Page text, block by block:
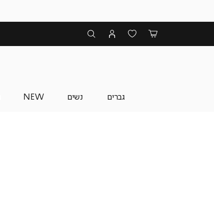
גברים נשים NEW